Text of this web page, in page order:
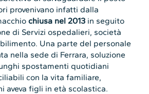
provenivano infatti dalla
chiusa nel 2013 in seguito
di Servizi ospedalieri, società
Una parte del personale
nella sede di Ferrara, soluzione
spostamenti quotidiani
con la vita familiare,
aveva figli in età scolastica.